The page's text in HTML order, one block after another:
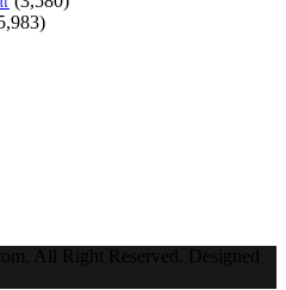
All Right Reserved. Designed